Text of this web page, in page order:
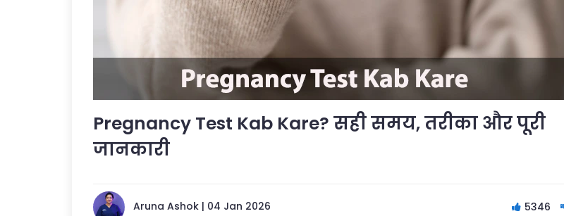
Pregnancy Test Kab Kare? सही समय, तरीका और पूरी
जानकारी
Aruna Ashok | 04 Jan 2026 5346